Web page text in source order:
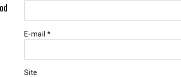
E-mail *
Site